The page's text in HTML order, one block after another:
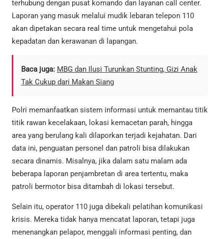
terhubung dengan pusat komando dan layanan call center.
Laporan yang masuk melalui mudik lebaran telepon 110
akan dipetakan secara real time untuk mengetahui pola
kepadatan dan kerawanan di lapangan.
Baca juga: MBG dan Ilusi Turunkan Stunting, Gizi Anak
Tak Cukup dari Makan Siang
Polri memanfaatkan sistem informasi untuk memantau titik
titik rawan kecelakaan, lokasi kemacetan parah, hingga
area yang berulang kali dilaporkan terjadi kejahatan. Dari
data ini, penguatan personel dan patroli bisa dilakukan
secara dinamis. Misalnya, jika dalam satu malam ada
beberapa laporan penjambretan di area tertentu, maka
patroli bermotor bisa ditambah di lokasi tersebut.
Selain itu, operator 110 juga dibekali pelatihan komunikasi
krisis. Mereka tidak hanya mencatat laporan, tetapi juga
menenangkan pelapor, menggali informasi penting, dan